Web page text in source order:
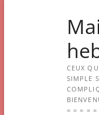
CEUX
SIMPLE
= = = = =